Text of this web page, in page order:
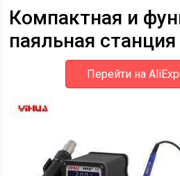
Компактная и
паяльная
Перейти на